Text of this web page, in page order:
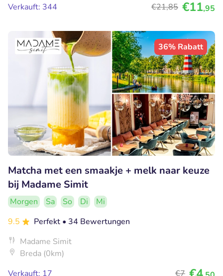
Verkauft: 344 €21,85 €11,95
36% Rabatt
Matcha met een smaakje + melk naar keuze
bij Madame Simit
Morgen Sa So Di
Mi
9.5
Perfekt • 34 Bewertungen
Madame Simit
Breda (0km)
Verkauft: 17
€7